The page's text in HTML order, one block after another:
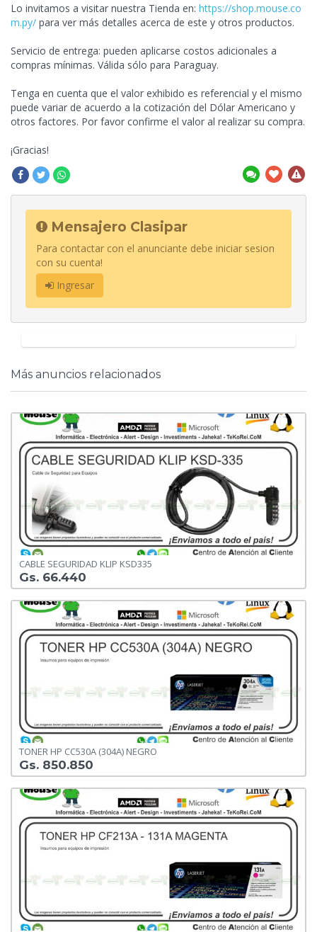
Lo invitamos a visitar nuestra Tienda en: https://shop.mouse.co
m.py/ para ver más detalles acerca de este y otros productos.
Servicio de entrega: pueden aplicarse costos adicionales a
compras mínimas. Válida sólo para Paraguay.
Tenga en cuenta que el valor exhibido es referencial y el mismo
puede variar de acuerdo a la cotización del Dólar Americano y
otros factores. Por favor confirme el valor al realizar su compra.
¡Gracias!
Mensajero Clasipar
Para contactar con el anunciante debe iniciar sesion
con su cuenta!
Ingresar
Más anuncios relacionados
CABLE SEGURIDAD KLIP KSD335
Gs. 66.440
TONER HP CC530A (304A) NEGRO
Gs. 850.850